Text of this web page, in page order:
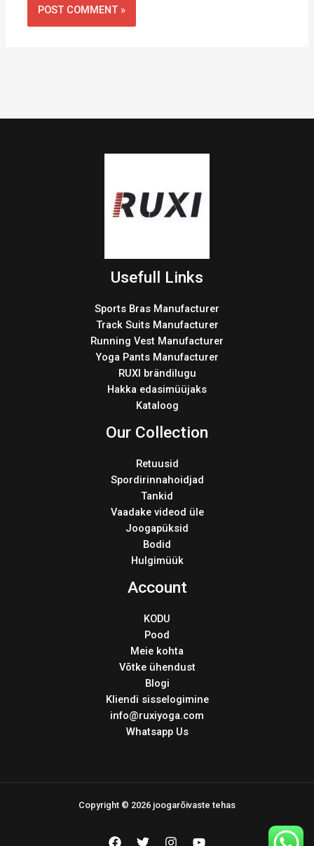
Usefull Links
Sports Bras Manufacturer
Track Suits Manufacturer
Running Vest Manufacturer
Yoga Pants Manufacturer
RUXI brändilugu
Hakka edasimüüjaks
Kataloog
Our Collection
Retuusid
Spordirinnahoidjad
Tankid
Vaadake videod üle
Joogapüksid
Bodid
Hulgimüük
Account
KODU
Pood
Meie kohta
Võtke ühendust
Blogi
Kliendi sisselogimine
info@ruxiyoga.com
Whatsapp Us
Copyright © 2026 joogarõivaste tehas